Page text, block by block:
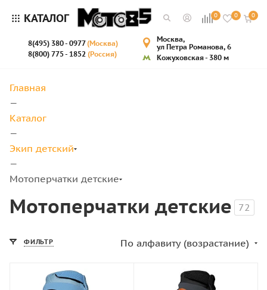
КАТАЛОГ 0 0 0
8(495) 380 - 0977(Москва)
8(800) 775 - 1852 (Россия)
Москва,
ул Петра Романова, 6
Кожуховская - 380 м
Главная
—
Каталог
—
Экип детский
—
Мотоперчатки детские
Мотоперчатки детские 72
ФИЛЬТР По алфавиту (возрастание)